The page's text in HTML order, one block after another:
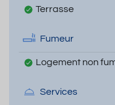
Terrasse
Fumeur
Logement non
Services